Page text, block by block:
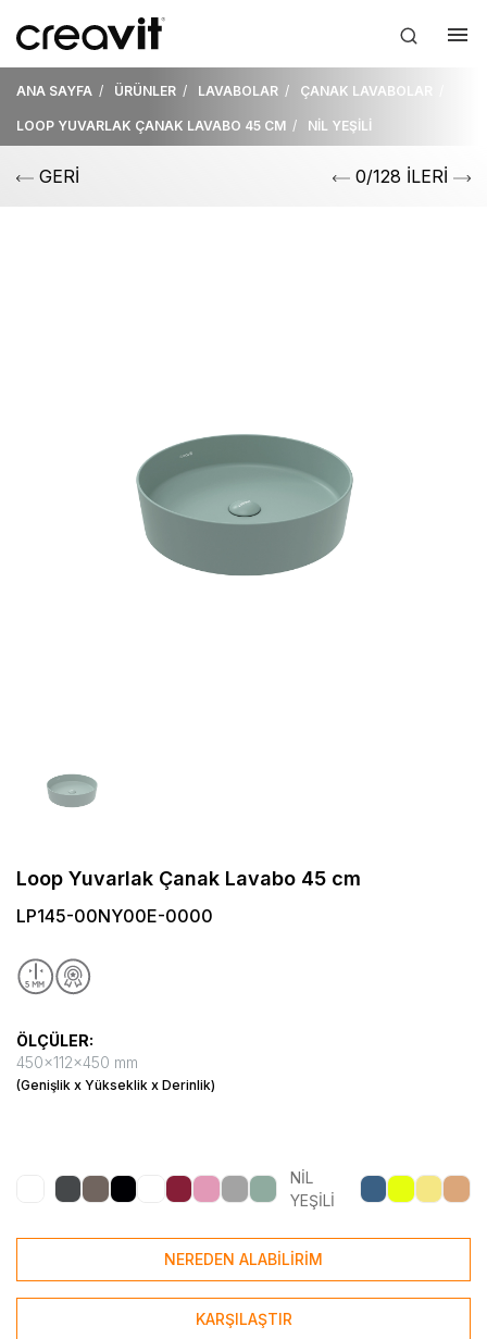
ANA SAYFA ÜRÜNLER LAVABOLAR ÇANAK LAVABOLAR
LOOP YUVARLAK ÇANAK LAVABO 45 CM NİL YEŞİLİ
GERİ 0/128 İLERİ
Loop Yuvarlak Çanak Lavabo 45 cm
LP145-00NY00E-0000
ÖLÇÜLER:
450x112x450 mm
(Genişlik x Yükseklik x Derinlik)
NİL
YEŞİLİ
NEREDEN ALABİLİRİM
KARŞILAŞTIR